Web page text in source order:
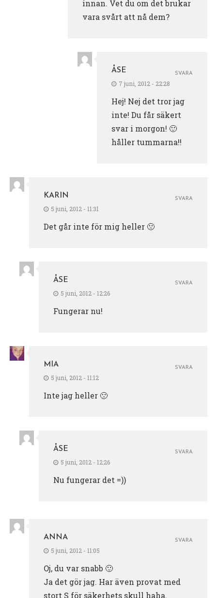
innan. Vet du om det brukar
vara svårt att nå dem?
ÅSE
7 juni, 2012 - 22:28
Hej! Nej det tror jag
inte! Du får säkert
svar i morgon! 🙂
håller tummarna!!
SVARA
KARIN
5 juni, 2012 - 11:31
Det går inte för mig heller 🙁
SVARA
ÅSE
5 juni, 2012 - 12:26
Fungerar nu!
SVARA
MIA
5 juni, 2012 - 11:12
Inte jag heller 🙁
SVARA
ÅSE
5 juni, 2012 - 12:26
Nu fungerar det =))
SVARA
ANNA
5 juni, 2012 - 11:05
Oj, du var snabb 🙂
Ja det gör jag. Har även provat med
stort S för säkerhets skull haha.
SVARA